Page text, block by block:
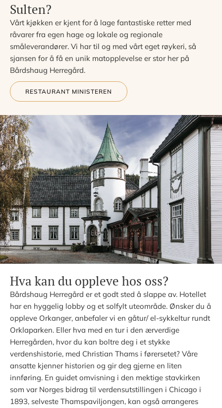
Sulten?
Vårt kjøkken er kjent for å lage fantastiske retter med
råvarer fra egen hage og lokale og regionale
småleverandører. Vi har til og med vårt eget røykeri, så
sjansen for å få en unik matopplevelse er stor her på
Bårdshaug Herregård.
RESTAURANT MINISTEREN
Hva kan du oppleve hos oss?
Bårdshaug Herregård er et godt sted å slappe av. Hotellet
har en hyggelig lobby og et solfylt uteområde. Ønsker du å
oppleve Orkanger, anbefaler vi en gåtur/ el-sykkeltur rundt
Orklaparken. Eller hva med en tur i den ærverdige
Herregården, hvor du kan boltre deg i et stykke
verdenshistorie, med Christian Thams i førersetet? Våre
ansatte kjenner historien og gir deg gjerne en liten
innføring. En guidet omvisning i den mektige stavkirken
som var Norges bidrag til verdensutstillingen i Chicago i
1893, selveste Thamspaviljongen, kan også arrangeres